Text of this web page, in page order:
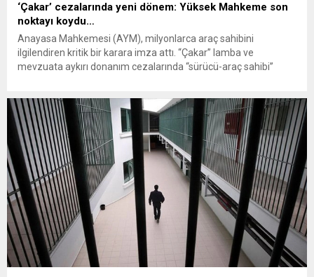
‘Çakar’ cezalarında yeni dönem: Yüksek Mahkeme son
noktayı koydu…
Anayasa Mahkemesi (AYM), milyonlarca araç sahibini
ilgilendiren kritik bir karara imza attı. “Çakar” lamba ve
mevzuata aykırı donanım cezalarında “sürücü-araç sahibi”
bularak iptal etti. Anayasa Mahkemesi, trafik denetimlerinde
uygulanan ceza sistemini kökten değiştirecek bir içtihat...